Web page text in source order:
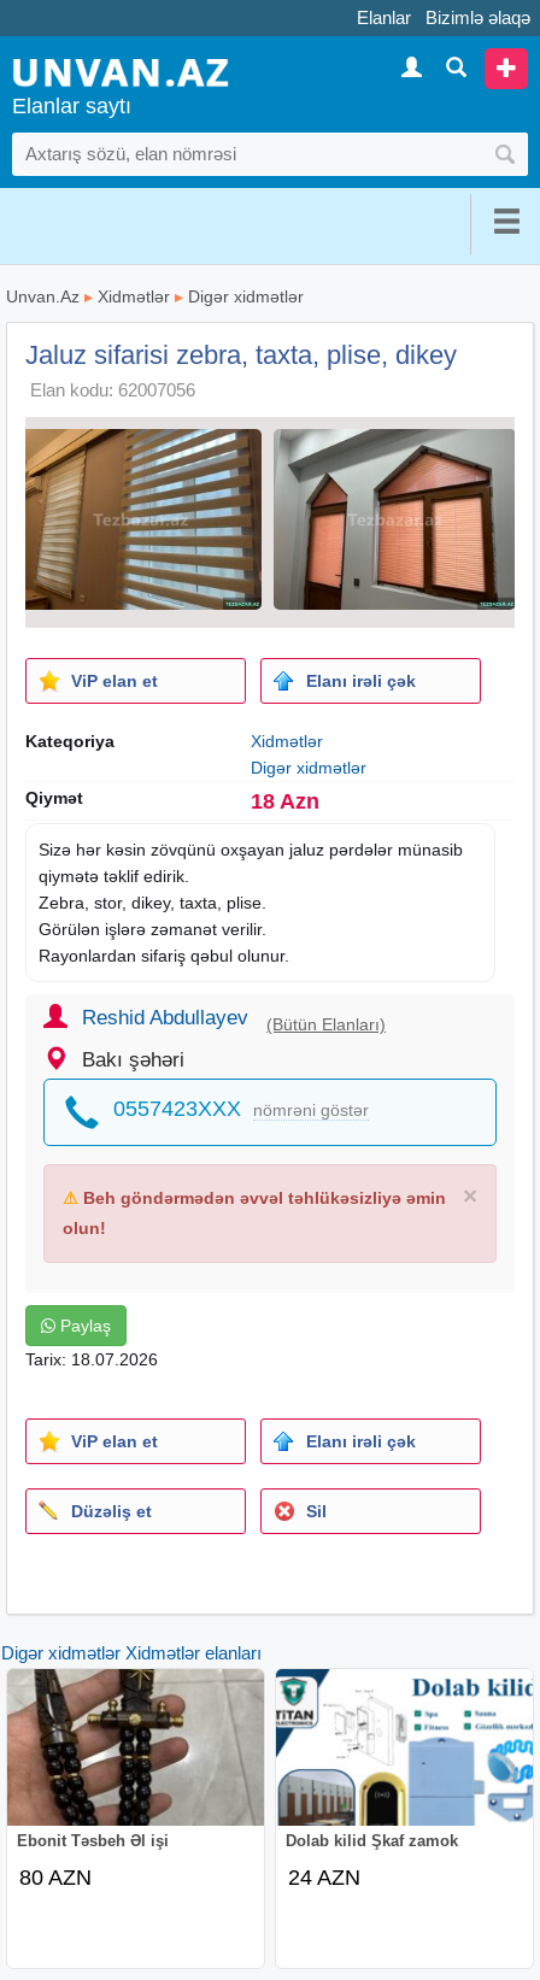
Elanlar Bizimlə əlaqə
Elanlar saytı
Unvan.Az ▸ Xidmətlər ▸ Digər xidmətlər
Jaluz sifarisi zebra, taxta, plise, dikey
Elan kodu: 62007056
ViP elan et Elanı irəli çək
Kateqoriya
Xidmətlər
Digər xidmətlər
Qiymət
18 Azn
Sizə hər kəsin zövqünü oxşayan jaluz pərdələr münasib
qiymətə təklif edirik.
Zebra, stor, dikey, taxta, plise.
Görülən işlərə zəmanət verilir.
Rayonlardan sifariş qəbul olunur.
Reshid Abdullayev (Bütün Elanları)
Bakı şəhəri
0557423XXX nömrəni göstər
×
⚠ Beh göndərmədən əvvəl təhlükəsizliyə əmin
olun!
Paylaş
Tarix: 18.07.2026
ViP elan et Elanı irəli çək
Düzəliş et Sil
Digər xidmətlər Xidmətlər elanları
Ebonit Təsbeh Əl işi
80 AZN
Dolab kilid Şkaf zamok
24 AZN